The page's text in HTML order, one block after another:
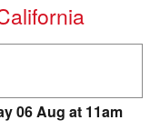
06 Aug at 11am